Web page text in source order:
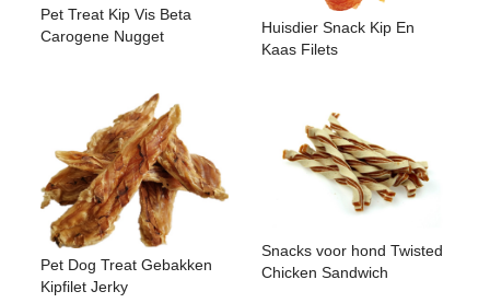
Pet Treat Kip Vis Beta
Carogene Nugget
Huisdier Snack Kip En
Kaas Filets
Pet Dog Treat Gebakken
Kipfilet Jerky
Snacks voor hond Twisted
Chicken Sandwich